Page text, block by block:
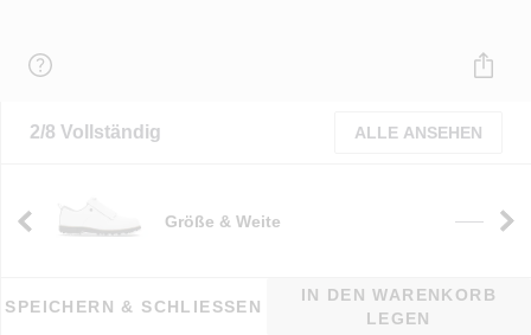
2/8 Vollständig ALLE ANSEHEN
Größe & Weite ——
SPEICHERN & SCHLIESSEN
IN DEN WARENKORB
LEGEN